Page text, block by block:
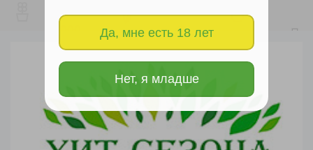
Да, мне есть 18 лет
Нет, я младше